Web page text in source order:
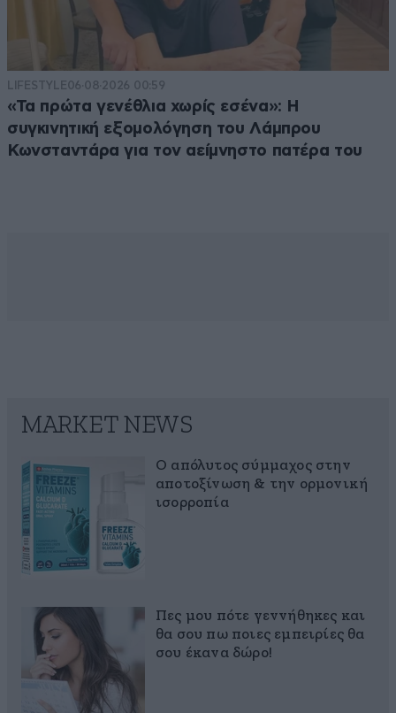
LIFESTYLE06·08·2026 00:59
«Τα πρώτα γενέθλια χωρίς εσένα»: Η
συγκινητική εξομολόγηση του Λάμπρου
Κωνσταντάρα για τον αείμνηστο πατέρα του
MARKET NEWS
Ο απόλυτος σύμμαχος στην
αποτοξίνωση & την ορμονική
ισορροπία
Πες μου πότε γεννήθηκες και
θα σου πω ποιες εμπειρίες θα
σου έκανα δώρο!